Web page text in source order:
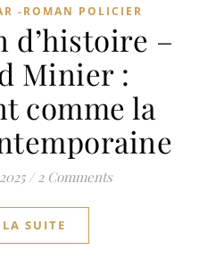
-ROMAN POLICIER
d’histoire –
Minier :
comme la
/ 2 Comments
SUITE